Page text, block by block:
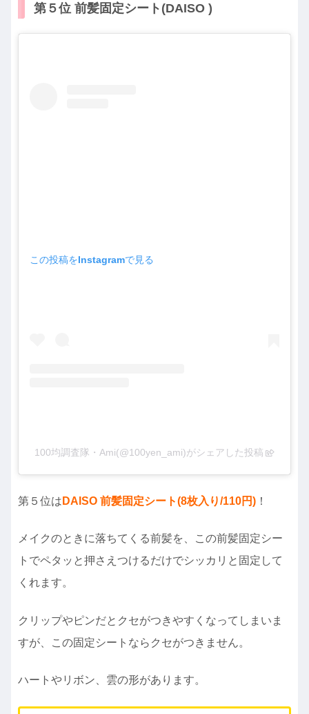
第５位 前髪固定シート(DAISO )
この投稿をInstagramで見る
100均調査隊・Ami(@100yen_ami)がシェアした投稿
第５位は DAISO 前髪固定シート(8枚入り/110円) ！
メイクのときに落ちてくる前髪を、この前髪固定シー
トでペタッと押さえつけるだけでシッカリと固定して
くれます。
クリップやピンだとクセがつきやすくなってしまいま
すが、この固定シートならクセがつきません。
ハートやリボン、雲の形があります。